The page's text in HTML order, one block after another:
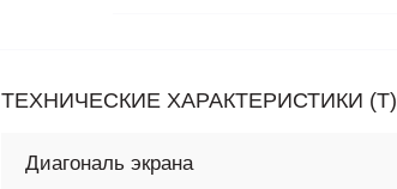
ТЕХНИЧЕСКИЕ ХАРАКТЕРИСТИКИ (T)
Диагональ экрана